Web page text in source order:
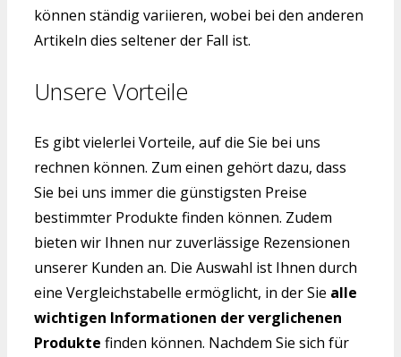
können ständig variieren, wobei bei den anderen
Artikeln dies seltener der Fall ist.
Unsere Vorteile
Es gibt vielerlei Vorteile, auf die Sie bei uns
rechnen können. Zum einen gehört dazu, dass
Sie bei uns immer die günstigsten Preise
bestimmter Produkte finden können. Zudem
bieten wir Ihnen nur zuverlässige Rezensionen
unserer Kunden an. Die Auswahl ist Ihnen durch
eine Vergleichstabelle ermöglicht, in der Sie alle
wichtigen Informationen der verglichenen
Produkte finden können. Nachdem Sie sich für